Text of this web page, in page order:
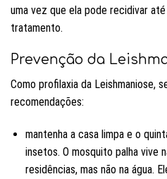
uma vez que ela pode recidivar
tratamento.
Prevenção da
Como profilaxia da Leishmaniose,
recomendações:
mantenha a casa limpa e o
insetos. O mosquito palha vive
residências, mas não na água.